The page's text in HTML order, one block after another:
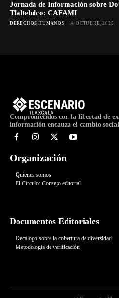
Jornada de Información sobre
Tlaltelulco: CAFAMI
DERECHOS HUMANOS 14 OCTUBRE, 2025
Comprometidos con la libertad de
información encauza el cambio
Organización
Quienes somos
El Círculo: Consejo editorial
Documentos Editoriales
Decálogo sobre la cobertura de diversidad
Metodología de verificación